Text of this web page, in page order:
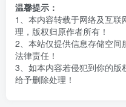
温馨提示：
1、本内容转载于网络及互
理，版权归原作者所有！
2、本站仅提供信息存储空间
法律责任！
3、如本内容若侵犯到你的
给予删除处理！